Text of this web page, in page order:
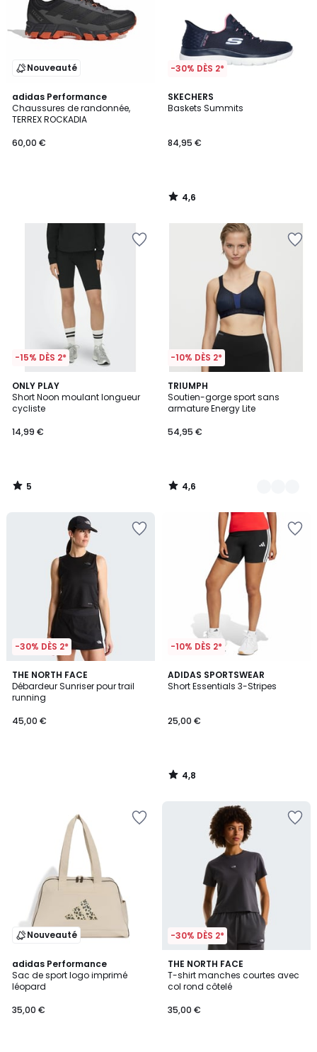
Nouveauté
adidas Performance
Chaussures de randonnée,
TERREX ROCKADIA
60,00 €
-30% DÈS 2*
SKECHERS
Baskets Summits
84,95 €
4,6
/ 5
4,6
/
-15% DÈS 2*
ONLY PLAY
Short Noon moulant longueur
cycliste
14,99 €
5
/
5
5
/
-10% DÈS 2*
TRIUMPH
Soutien-gorge sport sans
armature Energy Lite
54,95 €
4,6
/ 5
2
Couleurs
4,6
/
-30% DÈS 2*
THE NORTH FACE
Débardeur Sunriser pour trail
running
45,00 €
-10% DÈS 2*
ADIDAS SPORTSWEAR
Short Essentials 3-Stripes
25,00 €
4,8
/ 5
4,8
/
Nouveauté
adidas Performance
Sac de sport logo imprimé
léopard
35,00 €
4
/
5
-30% DÈS 2*
THE NORTH FACE
T-shirt manches courtes avec
col rond côtelé
35,00 €